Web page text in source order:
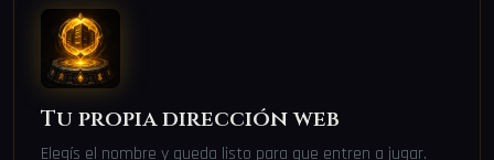
Tu propia dirección web
Elegís el nombre y queda listo para que entren a jugar.